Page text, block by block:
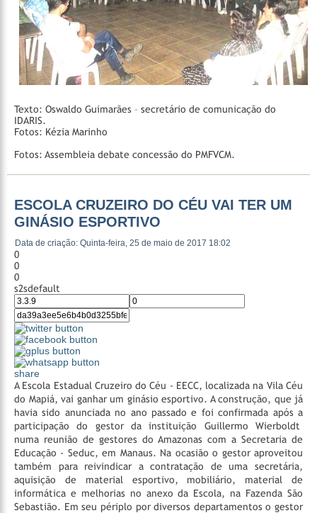
Texto: Oswaldo Guimarães – secretário de comunicação do
IDARIS.
Fotos: Kézia Marinho
Fotos: Assembleia debate concessão do PMFVCM.
ESCOLA CRUZEIRO DO CÉU VAI TER UM
GINÁSIO ESPORTIVO
Data de criação: Quinta-feira, 25 de maio de 2017 18:02
0
0
0
s2sdefault
share
A Escola Estadual Cruzeiro do Céu - EECC, localizada na Vila Céu
do Mapiá, vai ganhar um ginásio esportivo. A construção, que já
havia sido anunciada no ano passado e foi confirmada após a
participação do gestor da instituição Guillermo Wierboldt
numa reunião de gestores do Amazonas com a Secretaria de
Educação - Seduc, em Manaus. Na ocasião o gestor aproveitou
também para reivindicar a contratação de uma secretária,
aquisição de material esportivo, mobiliário, material de
informática e melhorias no anexo da Escola, na Fazenda São
Sebastião. Em seu périplo por diversos departamentos o gestor